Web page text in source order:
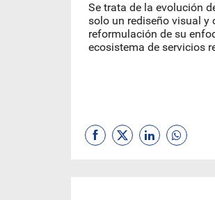
Se trata de la evolución
solo un rediseño visual y
reformulación de su
ecosistema de servicios